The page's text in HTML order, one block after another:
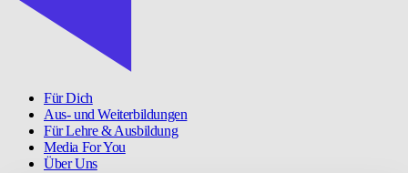
Für Dich
Aus- und Weiterbildungen
Für Lehre & Ausbildung
Media For You
Über Uns